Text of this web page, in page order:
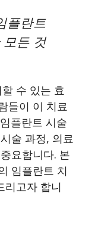
플란트
든 것
수 있는 효
들이 이 치료
플란트 시술
술 과정, 의료
요합니다. 본
임플란트 치
리고자 합니